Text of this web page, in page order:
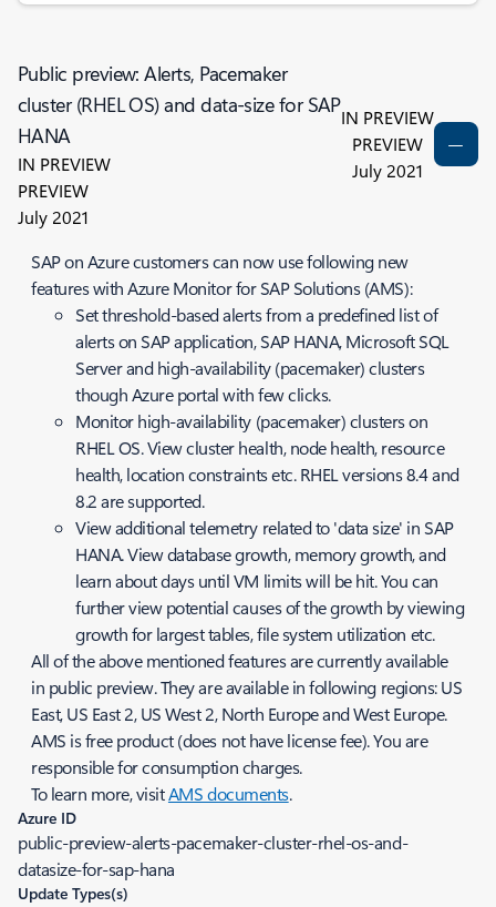
Public preview: Alerts, Pacemaker
cluster (RHEL OS) and data-size for SAP
HANA
IN PREVIEW
PREVIEW
July 2021
IN PREVIEW
PREVIEW
July 2021
SAP on Azure customers can now use following new
features with Azure Monitor for SAP Solutions (AMS):
Set threshold-based alerts from a predefined list of
alerts on SAP application, SAP HANA, Microsoft SQL
Server and high-availability (pacemaker) clusters
though Azure portal with few clicks.
Monitor high-availability (pacemaker) clusters on
RHEL OS. View cluster health, node health, resource
health, location constraints etc. RHEL versions 8.4 and
8.2 are supported.
View additional telemetry related to 'data size' in SAP
HANA. View database growth, memory growth, and
learn about days until VM limits will be hit. You can
further view potential causes of the growth by viewing
growth for largest tables, file system utilization etc.
All of the above mentioned features are currently available
in public preview. They are available in following regions: US
East, US East 2, US West 2, North Europe and West Europe.
AMS is free product (does not have license fee). You are
responsible for consumption charges.
To learn more, visitAMS documents.
Azure ID
public-preview-alerts-pacemaker-cluster-rhel-os-and-
datasize-for-sap-hana
Update Types(s)